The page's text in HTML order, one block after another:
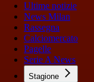
Ultime notizie
News Milan
Rassegna
Calciomercato
Pagelle
Serie A News
Stagione